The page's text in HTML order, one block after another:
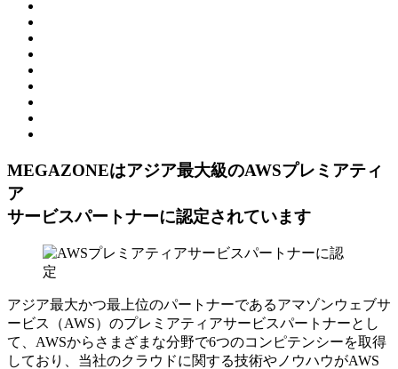
MEGAZONEはアジア最⼤級のAWSプレミアティ
ア
サービスパートナーに認定されています
アジア最大かつ最上位のパートナーであるアマゾンウェブサ
ービス（AWS）のプレミアティアサービスパートナーとし
て、AWSからさまざまな分野で6つのコンピテンシーを取得
しており、当社のクラウドに関する技術やノウハウがAWS